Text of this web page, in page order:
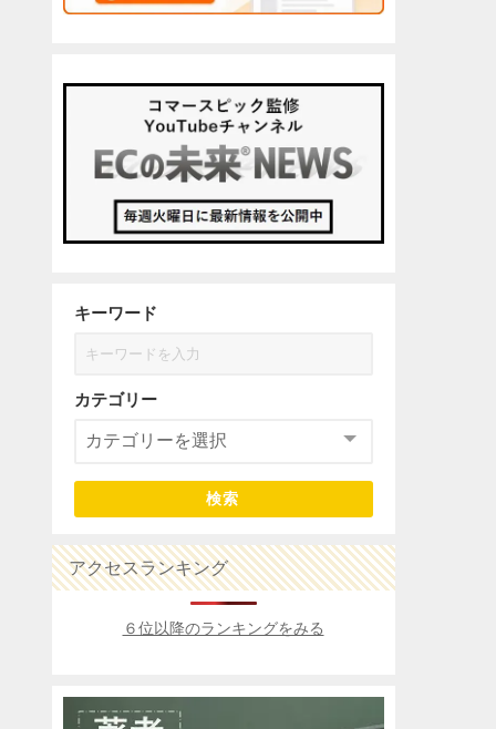
キーワード
カテゴリー
検索
アクセスランキング
６位以降のランキングをみる